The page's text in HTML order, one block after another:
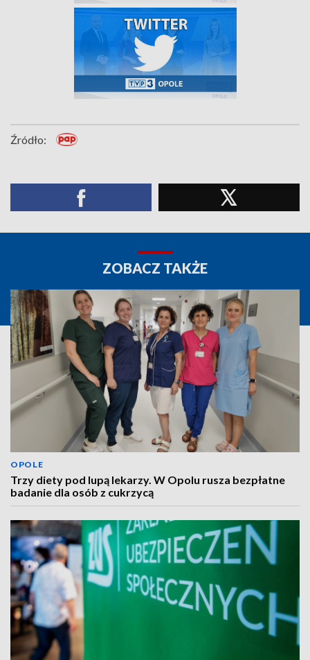
Źródło:
ZOBACZ TAKŻE
OPOLE
Trzy diety pod lupą lekarzy. W Opolu rusza bezpłatne
badanie dla osób z cukrzycą